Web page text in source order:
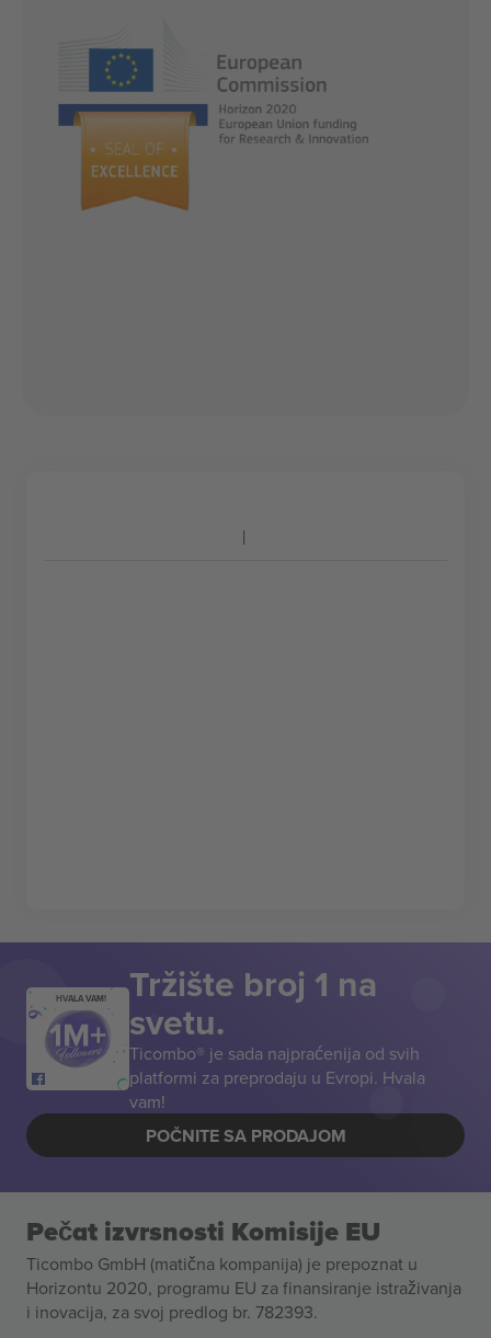
HVALA VAM! Tržište broj 1 na
svetu.
Ticombo® je sada najpraćenija od svih
platformi za preprodaju u Evropi. Hvala
vam!
POČNITE SA PRODAJOM
Pečat izvrsnosti Komisije EU
Ticombo GmbH (matična kompanija) je prepoznat u
Horizontu 2020, programu EU za finansiranje istraživanja
i inovacija, za svoj predlog br. 782393.